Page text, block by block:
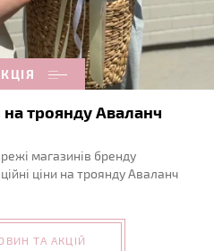
на троянду Аваланч
магазинів бренду
ціни на троянду Аваланч
ТА АКЦІЙ